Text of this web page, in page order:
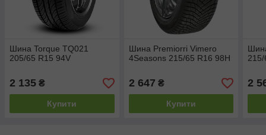
Шина Torque TQ021
205/65 R15 94V
2 135 ₴
Купити
Шина Premiorri Vimero
4Seasons 215/65 R16 98H
2 647 ₴
Купити
2